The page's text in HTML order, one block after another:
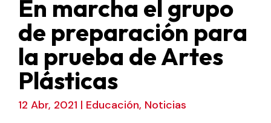
En marcha el grupo
de preparación para
la prueba de Artes
Plásticas
12 Abr, 2021 | Educación, Noticias